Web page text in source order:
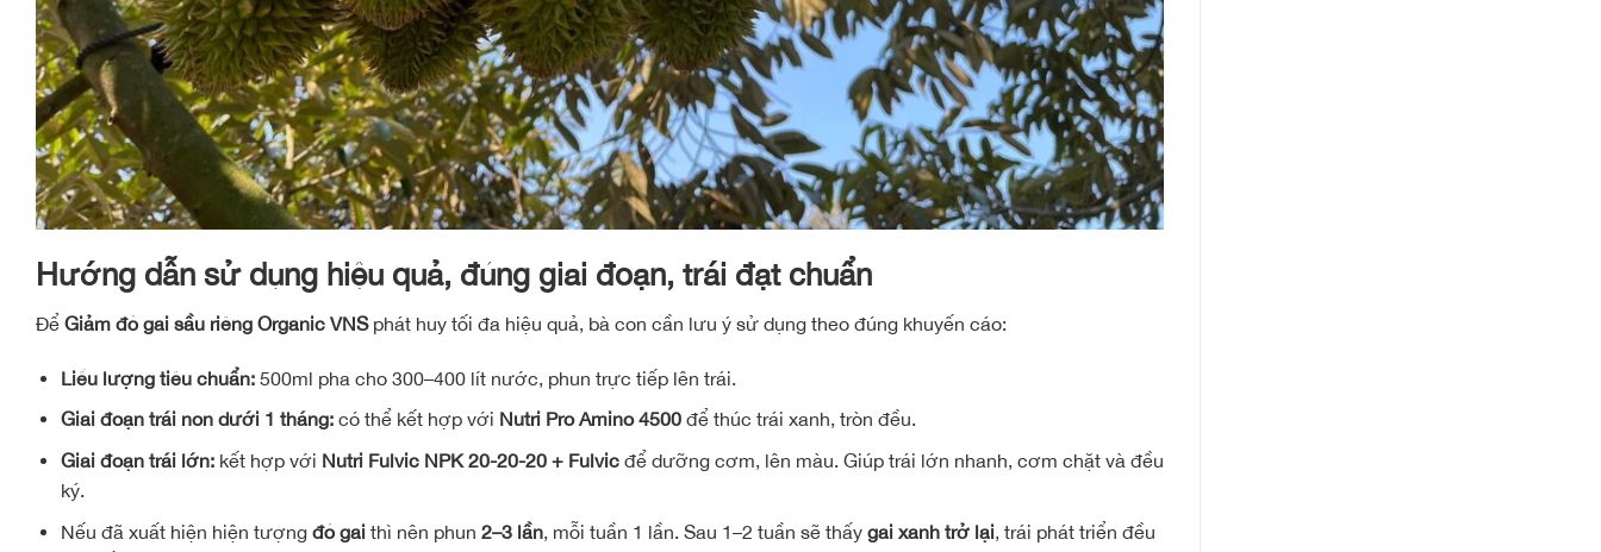
Hướng dẫn sử dụng hiệu quả, đúng giai đoạn, trái đạt chuẩn
Để Giảm đỏ gai sầu riêng Organic VNSphát huy tối đa hiệu quả, bà con cần lưu ý sử dụng theo đúng khuyến cáo:
Liều lượng tiêu chuẩn:500ml pha cho 300–400 lít nước, phun trực tiếp lên trái.
Giai đoạn trái non dưới 1 tháng:có thể kết hợp với Nutri Pro Amino 4500để thúc trái xanh, tròn đều.
Giai đoạn trái lớn:kết hợp với Nutri Fulvic NPK 20-20-20 + Fulvicđể dưỡng cơm, lên màu. Giúp trái lớn nhanh, cơm chặt và đều
ký.
Nếu đã xuất hiện hiện tượng đỏ gaithì nên phun 2–3 lần, mỗi tuần 1 lần. Sau 1–2 tuần sẽ thấy gai xanh trở lại, trái phát triển đều